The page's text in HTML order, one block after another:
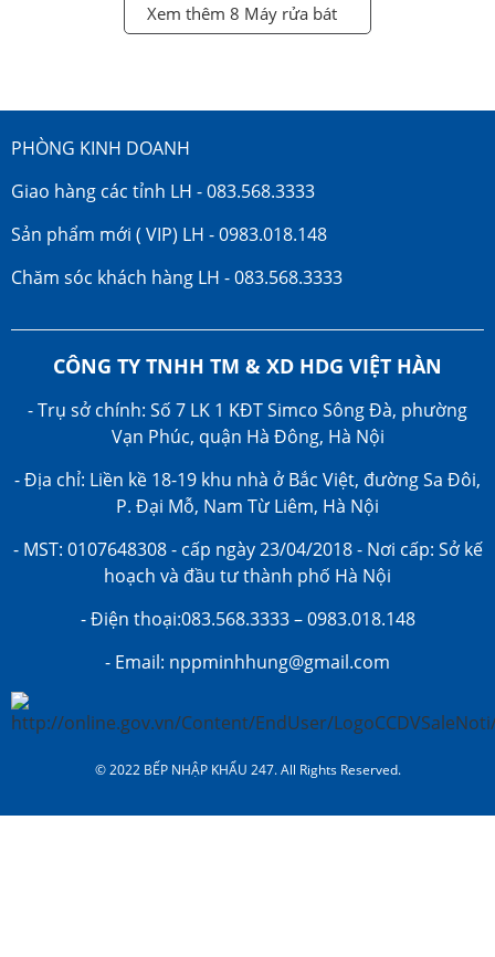
Xem thêm 8 Máy rửa bát
PHÒNG KINH DOANH
Giao hàng các tỉnh LH - 083.568.3333
Sản phẩm mới ( VIP) LH - 0983.018.148
Chăm sóc khách hàng LH - 083.568.3333
CÔNG TY TNHH TM & XD HDG VIỆT HÀN
- Trụ sở chính: Số 7 LK 1 KĐT Simco Sông Đà, phường
Vạn Phúc, quận Hà Đông, Hà Nội
- Địa chỉ: Liền kề 18-19 khu nhà ở Bắc Việt, đường Sa Đôi,
P. Đại Mỗ, Nam Từ Liêm, Hà Nội
- MST: 0107648308 - cấp ngày 23/04/2018 - Nơi cấp: Sở kế
hoạch và đầu tư thành phố Hà Nội
- Điện thoại:083.568.3333 – 0983.018.148
- Email: nppminhhung@gmail.com
© 2022 BẾP NHẬP KHẨU 247. All Rights Reserved.